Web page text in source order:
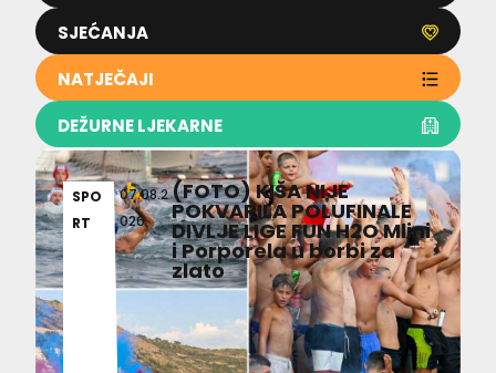
SJEĆANJA
NATJEČAJI
DEŽURNE LJEKARNE
SPO
RT
07.08.2
026
(FOTO) KIŠA NIJE
POKVARILA POLUFINALE
DIVLJE LIGE FUN H2O Mlini
i Porporela u borbi za
zlato